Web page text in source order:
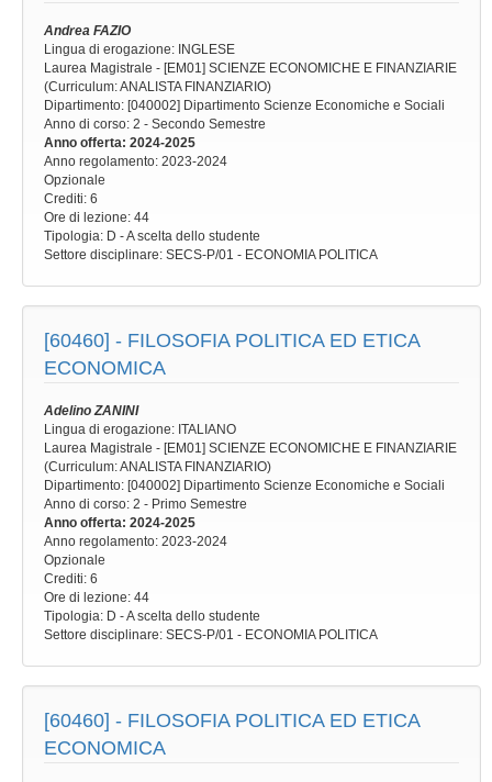
Andrea FAZIO
Lingua di erogazione: INGLESE
Laurea Magistrale - [EM01] SCIENZE ECONOMICHE E FINANZIARIE
(Curriculum: ANALISTA FINANZIARIO)
Dipartimento: [040002] Dipartimento Scienze Economiche e Sociali
Anno di corso: 2 - Secondo Semestre
Anno offerta: 2024-2025
Anno regolamento: 2023-2024
Opzionale
Crediti: 6
Ore di lezione: 44
Tipologia: D - A scelta dello studente
Settore disciplinare: SECS-P/01 - ECONOMIA POLITICA
[60460] - FILOSOFIA POLITICA ED ETICA
ECONOMICA
Adelino ZANINI
Lingua di erogazione: ITALIANO
Laurea Magistrale - [EM01] SCIENZE ECONOMICHE E FINANZIARIE
(Curriculum: ANALISTA FINANZIARIO)
Dipartimento: [040002] Dipartimento Scienze Economiche e Sociali
Anno di corso: 2 - Primo Semestre
Anno offerta: 2024-2025
Anno regolamento: 2023-2024
Opzionale
Crediti: 6
Ore di lezione: 44
Tipologia: D - A scelta dello studente
Settore disciplinare: SECS-P/01 - ECONOMIA POLITICA
[60460] - FILOSOFIA POLITICA ED ETICA
ECONOMICA